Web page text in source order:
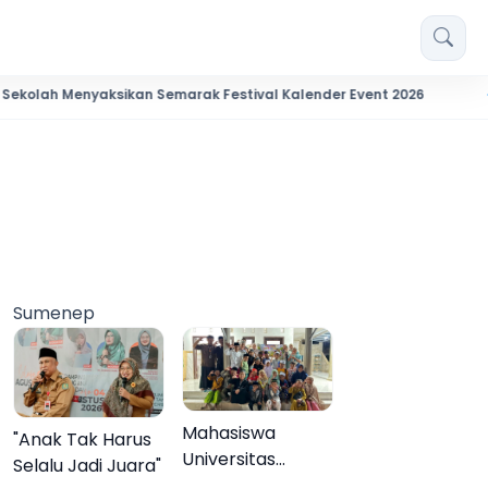
Semarak Festival Kalender Event 2026 "Anak
Sumenep
"Anak Tak Harus
Selalu Jadi Juara"
Mahasiswa
Universitas